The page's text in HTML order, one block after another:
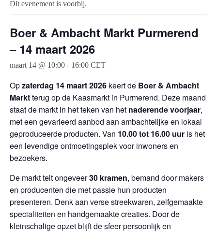
Dit evenement is voorbij.
Boer & Ambacht Markt Purmerend
– 14 maart 2026
maart 14 @ 10:00 - 16:00 CET
Opzaterdag 14 maart 2026 keert de Boer & Ambacht
Marktterug op de Kaasmarkt in Purmerend. Deze maand
staat de markt in het teken van het naderende voorjaar,
met een gevarieerd aanbod aan ambachtelijke en lokaal
geproduceerde producten. Van 10.00 tot 16.00 uur is het
een levendige ontmoetingsplek voor inwoners en
bezoekers.
De markt telt ongeveer30 kramen, bemand door makers
en producenten die met passie hun producten
presenteren. Denk aan verse streekwaren, zelfgemaakte
specialiteiten en handgemaakte creaties. Door de
kleinschalige opzet blijft de sfeer persoonlijk en